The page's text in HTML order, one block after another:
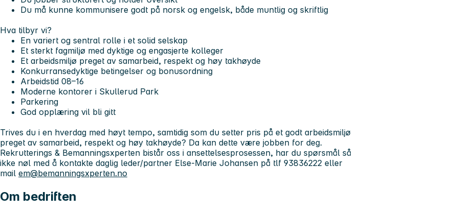
Du må kunne kommunisere godt på norsk og engelsk, både muntlig og skriftlig
Hva tilbyr vi?
En variert og sentral rolle i et solid selskap
Et sterkt fagmiljø med dyktige og engasjerte kolleger
Et arbeidsmiljø preget av samarbeid, respekt og høy takhøyde
Konkurransedyktige betingelser og bonusordning
Arbeidstid 08–16
Moderne kontorer i Skullerud Park
Parkering
God opplæring vil bli gitt
Trives du i en hverdag med høyt tempo, samtidig som du setter pris på et godt arbeidsmiljø
preget av samarbeid, respekt og høy takhøyde? Da kan dette være jobben for deg.
Rekrutterings & Bemanningsxperten bistår oss i ansettelsesprosessen, har du spørsmål så
ikke nøl med å kontakte daglig leder/partner Else-Marie Johansen på tlf 93836222 eller
mail em@bemanningsxperten.no
Om bedriften